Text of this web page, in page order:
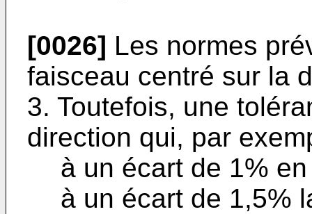
[0026] Les normes
faisceau centré sur la
3. Toutefois, une
direction qui, par
à un écart de 1%
à un écart de 1,5%